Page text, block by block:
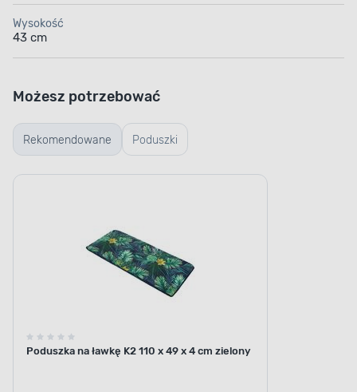
Wysokość
43 cm
Rekomendowane Poduszki
Możesz potrzebować
Poduszka na ławkę K2 110 x 49 x 4 cm zielony